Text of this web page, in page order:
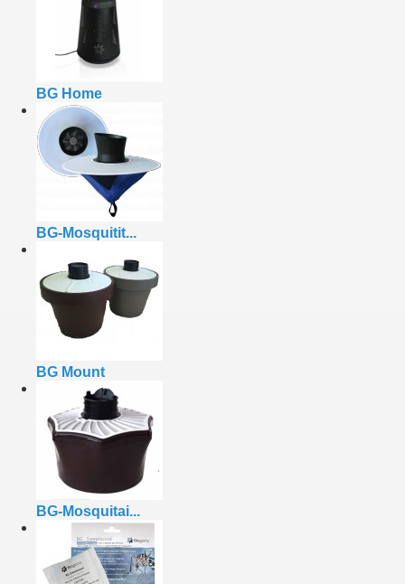
BG Home
BG-Mosquitit...
BG Mount
BG-Mosquitai...